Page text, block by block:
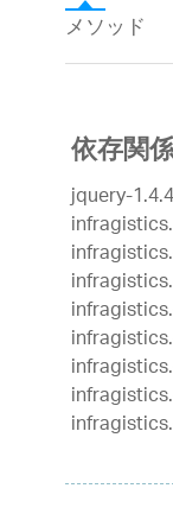
メソッド
依存関
jquery-